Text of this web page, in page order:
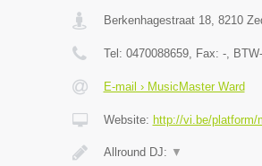
Berkenhagestraat 18, 8210
Tel: 0470088659, Fax: -,
E-mail › MusicMaster Ward
Website: http://vi.be/platform/
Allround DJ: ▼